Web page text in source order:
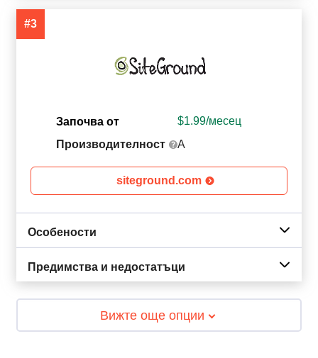
#3
Започва от $1.99/месец
Производителност
A
siteground.com
Особености
Предимства и недостатъци
Вижте още опции